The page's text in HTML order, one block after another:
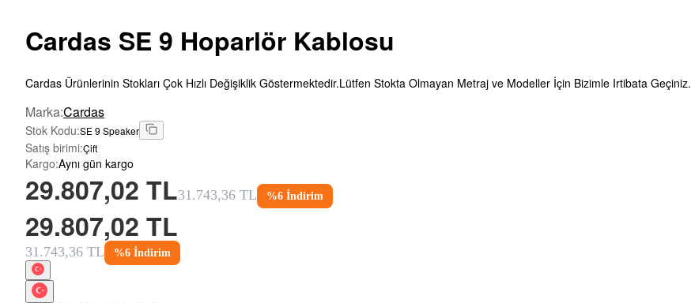
Cardas SE 9 Hoparlör Kablosu
Cardas Ürünlerinin Stokları Çok Hızlı Değişiklik Göstermektedir.Lütfen Stokta Olmayan Metraj ve Modeller İçin Bizimle Irtibata Geçiniz.
Marka:Cardas
Stok Kodu:SE 9 Speaker
Satış birimi:Çift
Kargo:Aynı gün kargo
29.807,02 TL31.743,36 TL %6 İndirim
29.807,02 TL
31.743,36 TL %6 İndirim